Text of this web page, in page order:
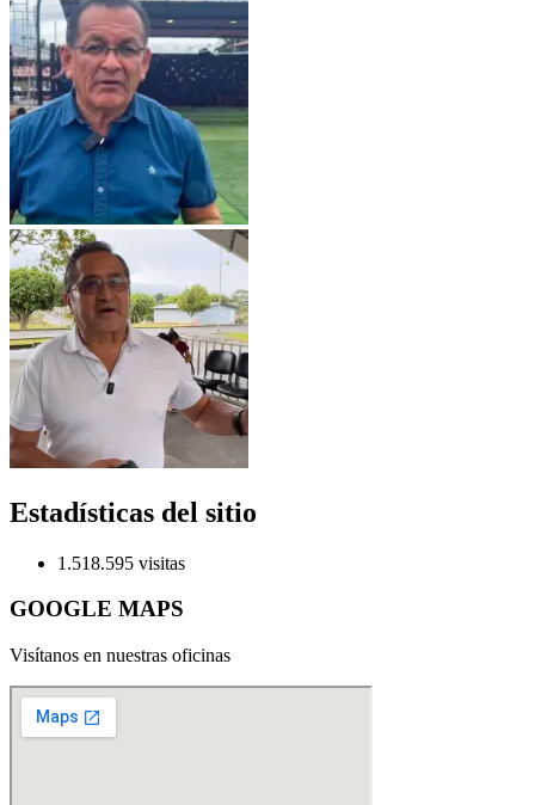
Estadísticas del sitio
1.518.595 visitas
GOOGLE MAPS
Visítanos en nuestras oficinas